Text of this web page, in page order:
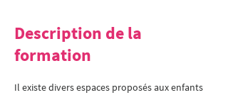
Description de la
formation
Il existe divers espaces proposés aux enfants